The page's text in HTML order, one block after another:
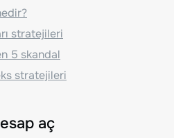
stratejileri
5 skandal
stratejileri
aç